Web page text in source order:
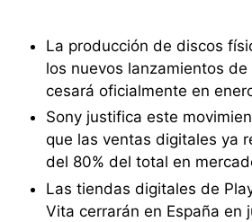
La producción de discos
los nuevos lanzamientos de
cesará oficialmente en
Sony justifica este
que las ventas digitales ya
del 80% del total en
Las tiendas digitales de
Vita cerrarán en España en